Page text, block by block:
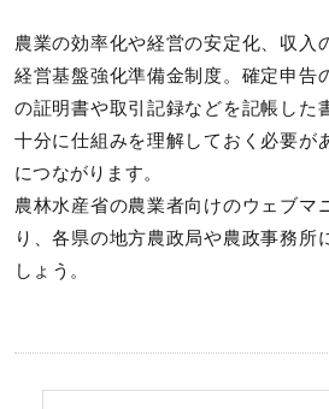
農業の効率化や経営の安定化、収入
経営基盤強化準備金制度。確定申告
の証明書や取引記録などを記帳した
十分に仕組みを理解しておく必要が
につながります。
農林水産省の農業者向けのウェブマ
り、各県の地方農政局や農政事務所
しょう。